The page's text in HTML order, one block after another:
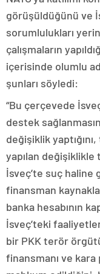
görüşüldüğünü ve
sorumlulukları
çalışmaların
içerisinde olumlu
şunları söyledi:
“Bu çerçevede
destek
değişiklik
yapılan değişiklikle
İsveç’te suç haline
finansman
banka hesabının
İsveç’teki
bir PKK terör
finansmanı ve kara